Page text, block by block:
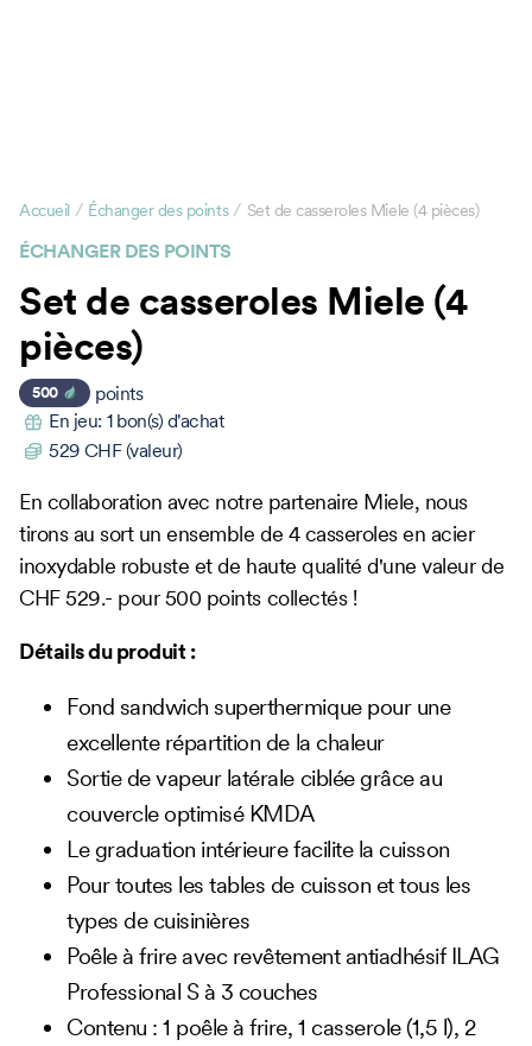
ÉCHANGER DES POINTS
Accueil / Échanger des points / Set de casseroles Miele (4 pièces)
Set de casseroles Miele (4
pièces)
500
points
En jeu: 1 bon(s) d'achat
529 CHF (valeur)
En collaboration avec notre partenaire Miele, nous
tirons au sort un ensemble de 4 casseroles en acier
inoxydable robuste et de haute qualité d'une valeur de
CHF 529.- pour 500 points collectés !
Détails du produit :
Fond sandwich superthermique pour une
excellente répartition de la chaleur
Sortie de vapeur latérale ciblée grâce au
couvercle optimisé KMDA
Le graduation intérieure facilite la cuisson
Pour toutes les tables de cuisson et tous les
types de cuisinières
Poêle à frire avec revêtement antiadhésif ILAG
Professional S à 3 couches
Contenu : 1 poêle à frire, 1 casserole (1,5 l), 2